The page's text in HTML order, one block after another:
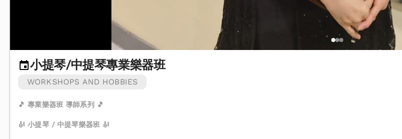
小提琴/中提琴專業樂器班
WORKSHOPS AND HOBBIES
🎵 專業樂器班 導師系列 🎵
🎻 小提琴 / 中提琴樂器班 🎻